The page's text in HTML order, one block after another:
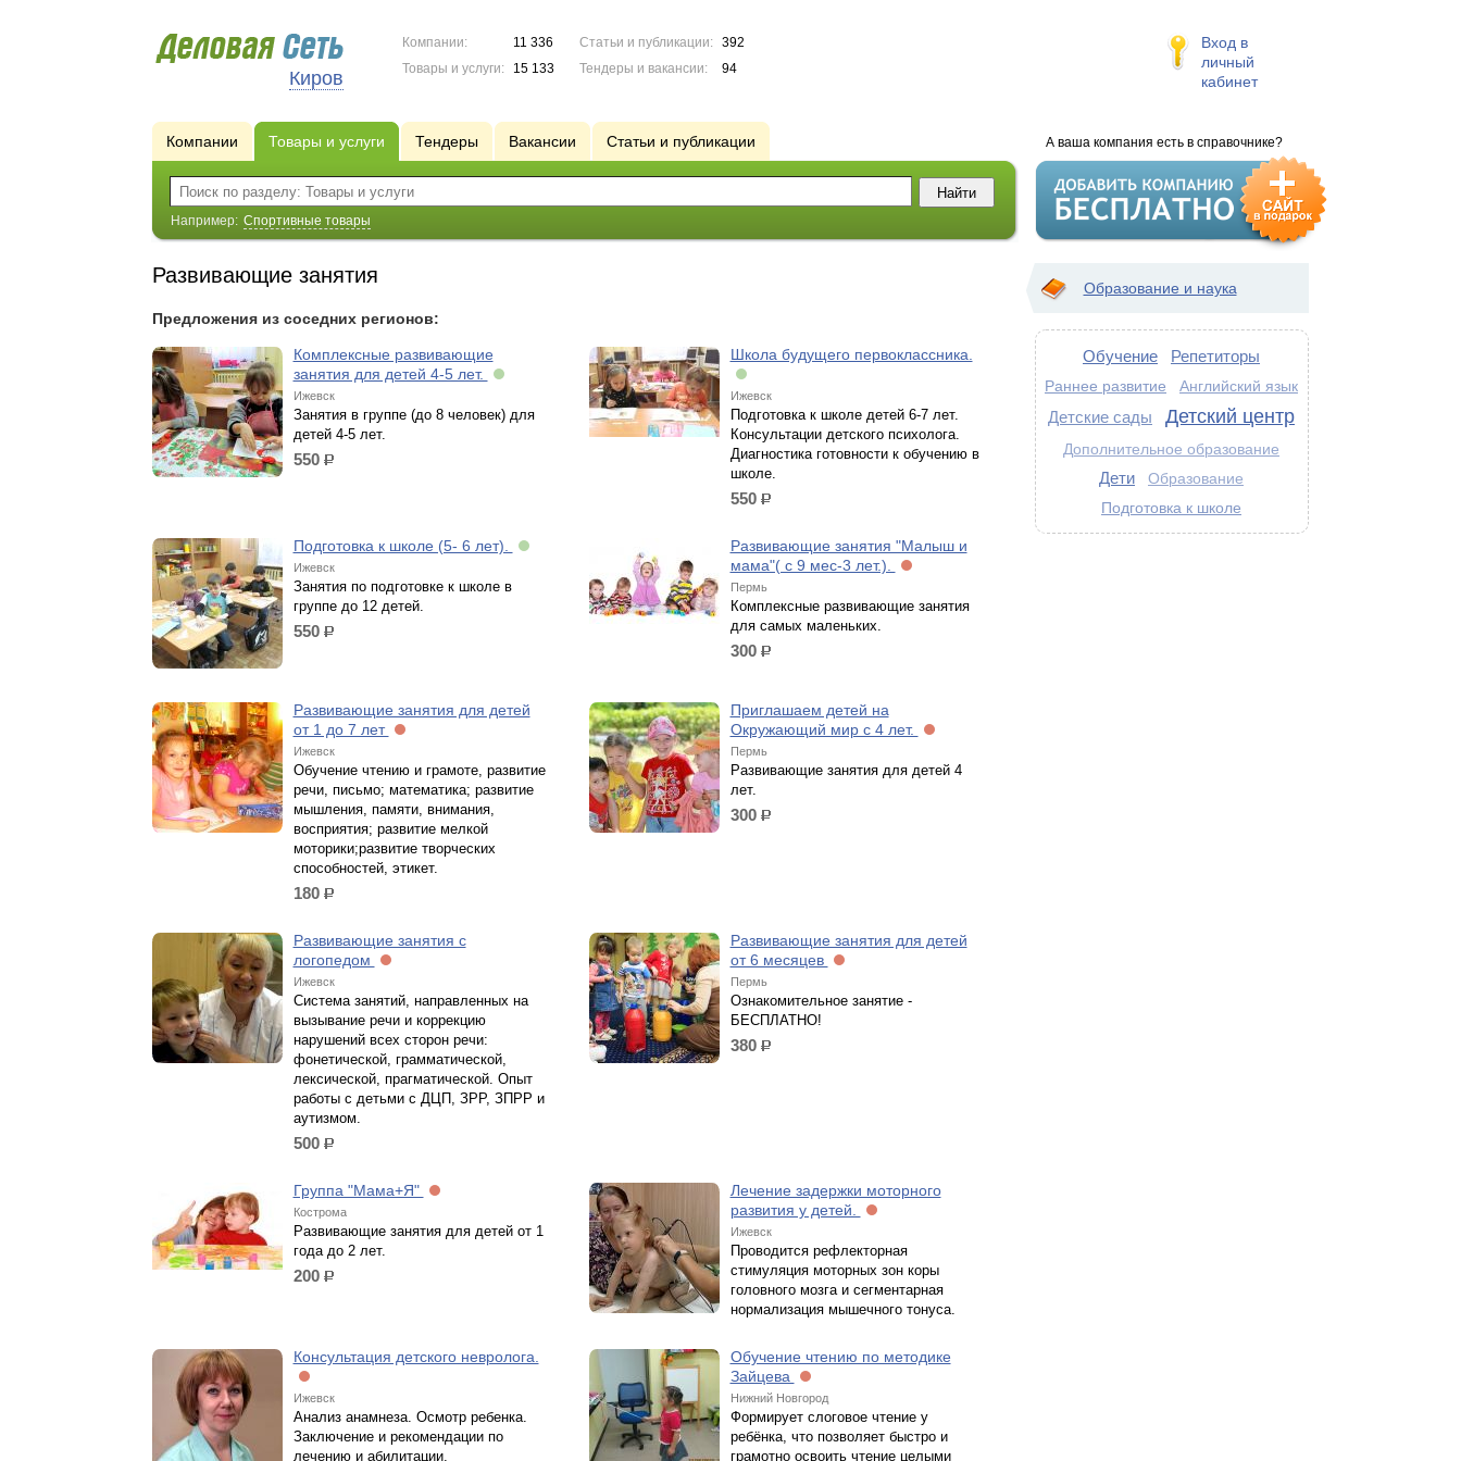
Киров
Компании:
11 336
Товары и услуги:
15 133
Статьи и публикации:
392
Тендеры и вакансии:
94
Вход в
личный
кабинет
А ваша компания есть в справочнике?
Компании Товары и услуги Тендеры Вакансии Статьи и публикации
Например: Спортивные товары
Развивающие занятия
Предложения из соседних регионов:
Комплексные развивающие
занятия для детей 4-5 лет.
Ижевск
Занятия в группе (до 8 человек) для
детей 4-5 лет.
550 р.
Школа будущего первоклассника.
Ижевск
Подготовка к школе детей 6-7 лет.
Консультации детского психолога.
Диагностика готовности к обучению в
школе.
550 р.
Подготовка к школе (5- 6 лет).
Ижевск
Занятия по подготовке к школе в
группе до 12 детей.
550 р.
Развивающие занятия "Малыш и
мама"( с 9 мес-3 лет.).
Пермь
Комплексные развивающие занятия
для самых маленьких.
300 р.
Развивающие занятия для детей
от 1 до 7 лет
Ижевск
Обучение чтению и грамоте, развитие
речи, письмо; математика; развитие
мышления, памяти, внимания,
восприятия; развитие мелкой
моторики;развитие творческих
способностей, этикет.
180 р.
Приглашаем детей на
Окружающий мир с 4 лет.
Пермь
Развивающие занятия для детей 4
лет.
300 р.
Развивающие занятия с
логопедом
Ижевск
Система занятий, направленных на
вызывание речи и коррекцию
нарушений всех сторон речи:
фонетической, грамматической,
лексической, прагматической. Опыт
работы с детьми с ДЦП, ЗРР, ЗПРР и
аутизмом.
500 р.
Развивающие занятия для детей
от 6 месяцев
Пермь
Ознакомительное занятие -
БЕСПЛАТНО!
380 р.
Группа "Мама+Я"
Кострома
Развивающие занятия для детей от 1
года до 2 лет.
200 р.
Лечение задержки моторного
развития у детей.
Ижевск
Проводится рефлекторная
стимуляция моторных зон коры
головного мозга и сегментарная
нормализация мышечного тонуса.
Консультация детского невролога.
Ижевск
Анализ анамнеза. Осмотр ребенка.
Заключение и рекомендации по
лечению и абилитации.
Обучение чтению по методике
Зайцева
Нижний Новгород
Формирует слоговое чтение у
ребёнка, что позволяет быстро и
грамотно освоить чтение целыми
Образование и наука
Обучение Репетиторы
Раннее развитие Английский язык
Детские сады Детский центр
Дополнительное образование
Дети Образование
Подготовка к школе